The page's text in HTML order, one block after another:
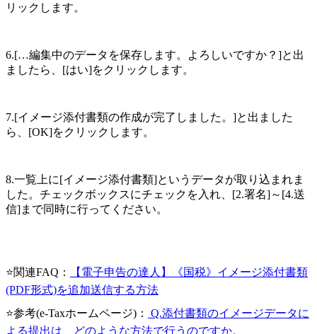
リックします。
6.[…編集中のデータを保存します。よろしいですか？]と出
ましたら、[はい]をクリックします。
7.[イメージ添付書類の作成が完了しました。]と出ました
ら、[OK]をクリックします。
8.一覧上に[イメージ添付書類]というデータが取り込まれま
した。チェックボックスにチェックを入れ、[2.署名]～[4.送
信]まで同時に行ってください。
⭐関連FAQ：
【電子申告の達人】《国税》イメージ添付書類
(PDF形式)を追加送信する方法
⭐参考(e-Taxホームページ)：
Q.添付書類のイメージデータに
よる提出は、どのような方法で行うのですか。